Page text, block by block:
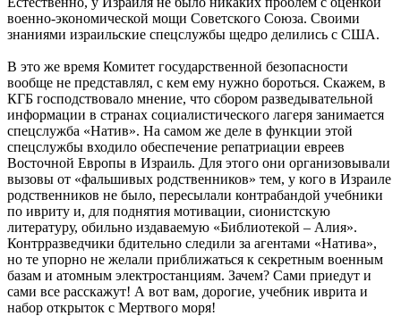
военно-экономической мощи Советского Союза. Своими
знаниями израильские спецслужбы щедро делились с США.
В это же время Комитет государственной безопасности
вообще не представлял, с кем ему нужно бороться. Скажем, в
КГБ господствовало мнение, что сбором разведывательной
информации в странах социалистического лагеря занимается
спецслужба «Натив». На самом же деле в функции этой
спецслужбы входило обеспечение репатриации евреев
Восточной Европы в Израиль. Для этого они организовывали
вызовы от «фальшивых родственников» тем, у кого в Израиле
родственников не было, пересылали контрабандой учебники
по ивриту и, для поднятия мотивации, сионистскую
литературу, обильно издаваемую «Библиотекой – Алия».
Контрразведчики бдительно следили за агентами «Натива»,
но те упорно не желали приближаться к секретным военным
базам и атомным электростанциям. Зачем? Сами приедут и
сами все расскажут! А вот вам, дорогие, учебник иврита и
набор открыток с Мертвого моря!